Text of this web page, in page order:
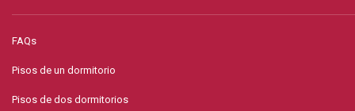
FAQs
Pisos de un dormitorio
Pisos de dos dormitorios